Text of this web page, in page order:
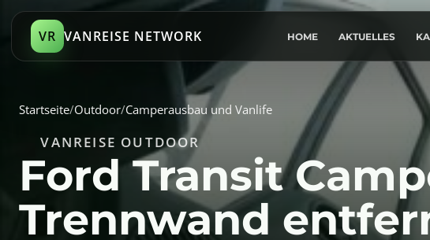
VR VANREISE NETWORK HOME AKTUELLES
Startseite/Outdoor/Camperausbau und Vanlife
VANREISE OUTDOOR
Ford Transit
Trennwand